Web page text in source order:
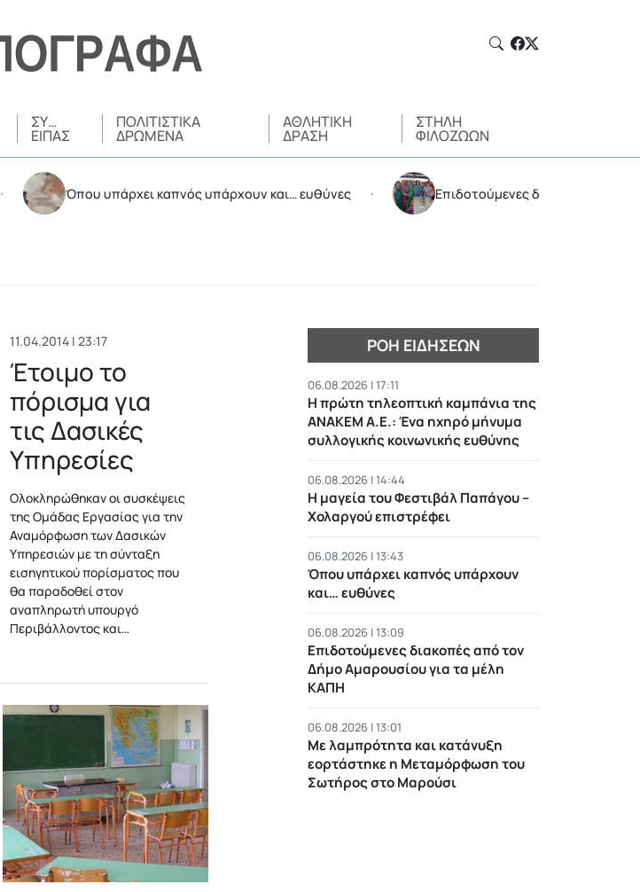
ΣΥ…
ΕΊΠΑΣ
ΠΟΛΙΤΙΣΤΙΚΆ
ΔΡΏΜΕΝΑ
ΑΘΛΗΤΙΚΉ
ΔΡΆΣΗ
ΣΤΉΛΗ
ΦΙΛΌΖΩΩΝ
Όπου υπάρχει καπνός υπάρχουν και… ευθύνες • Επιδοτούμενες διακοπές από τον Δήμο
11.04.2014 | 23:17
Έτοιμο το
πόρισμα για
τις Δασικές
Υπηρεσίες
Ολοκληρώθηκαν οι συσκέψεις
της Ομάδας Εργασίας για την
Αναμόρφωση των Δασικών
Υπηρεσιών με τη σύνταξη
εισηγητικού πορίσματος που
θα παραδοθεί στον
αναπληρωτή υπουργό
Περιβάλλοντος και…
ΡΟΉ ΕΙΔΉΣΕΩΝ
06.08.2026 | 17:11
Η πρώτη τηλεοπτική καμπάνια της
ΑΝΑΚΕΜ Α.Ε.: Ένα ηχηρό μήνυμα
συλλογικής κοινωνικής ευθύνης
06.08.2026 | 14:44
Η μαγεία του Φεστιβάλ Παπάγου –
Χολαργού επιστρέφει
06.08.2026 | 13:43
Όπου υπάρχει καπνός υπάρχουν
και… ευθύνες
06.08.2026 | 13:09
Επιδοτούμενες διακοπές από τον
Δήμο Αμαρουσίου για τα μέλη
ΚΑΠΗ
06.08.2026 | 13:01
Με λαμπρότητα και κατάνυξη
εορτάστηκε η Μεταμόρφωση του
Σωτήρος στο Μαρούσι